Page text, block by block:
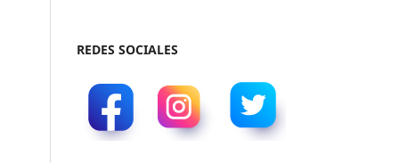
REDES SOCIALES